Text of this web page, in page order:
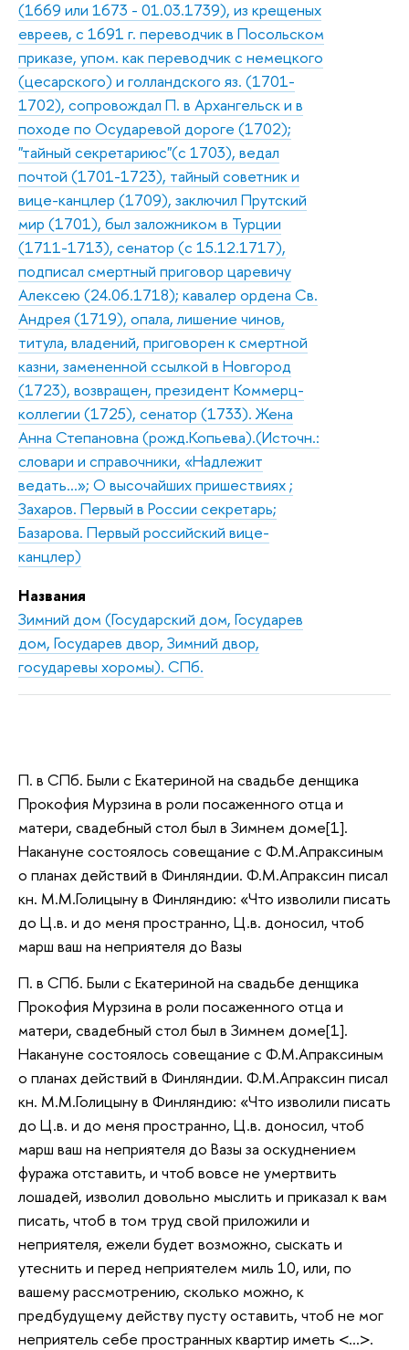
(1669 или 1673 - 01.03.1739), из крещеных
евреев, с 1691 г. переводчик в Посольском
приказе, упом. как переводчик с немецкого
(цесарского) и голландского яз. (1701-
1702), сопровождал П. в Архангельск и в
походе по Осударевой дороге (1702);
"тайный секретариюс"(с 1703), ведал
почтой (1701-1723), тайный советник и
вице-канцлер (1709), заключил Прутский
мир (1701), был заложником в Турции
(1711-1713), сенатор (с 15.12.1717),
подписал смертный приговор царевичу
Алексею (24.06.1718); кавалер ордена Св.
Андрея (1719), опала, лишение чинов,
титула, владений, приговорен к смертной
казни, замененной ссылкой в Новгород
(1723), возвращен, президент Коммерц-
коллегии (1725), сенатор (1733). Жена
Анна Степановна (рожд.Копьева).(Источн.:
словари и справочники, «Надлежит
ведать…»; О высочайших пришествиях ;
Захаров. Первый в России секретарь;
Базарова. Первый российский вице-
канцлер)
Названия
Зимний дом (Государский дом, Государев
дом, Государев двор, Зимний двор,
государевы хоромы). СПб.
П. в СПб. Были с Екатериной на свадьбе денщика
Прокофия Мурзина в роли посаженного отца и
матери, свадебный стол был в Зимнем доме[1].
Накануне состоялось совещание с Ф.М.Апраксиным
о планах действий в Финляндии. Ф.М.Апраксин писал
кн. М.М.Голицыну в Финляндию: «Что изволили писать
до Ц.в. и до меня пространно, Ц.в. доносил, чтоб
марш ваш на неприятеля до Вазы
П. в СПб. Были с Екатериной на свадьбе денщика
Прокофия Мурзина в роли посаженного отца и
матери, свадебный стол был в Зимнем доме[1].
Накануне состоялось совещание с Ф.М.Апраксиным
о планах действий в Финляндии. Ф.М.Апраксин писал
кн. М.М.Голицыну в Финляндию: «Что изволили писать
до Ц.в. и до меня пространно, Ц.в. доносил, чтоб
марш ваш на неприятеля до Вазы за оскуднением
фуража отставить, и чтоб вовсе не умертвить
лошадей, изволил довольно мыслить и приказал к вам
писать, чтоб в том труд свой приложили и
неприятеля, ежели будет возможно, сыскать и
утеснить и перед неприятелем миль 10, или, по
вашему рассмотрению, сколько можно, к
предбудущему действу пусту оставить, чтоб не мог
неприятель себе пространных квартир иметь <…>.